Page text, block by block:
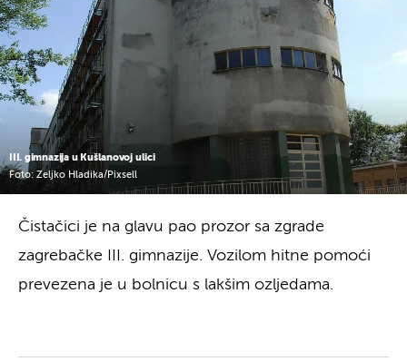
III. gimnazija u Kušlanovoj ulici
Foto: Zeljko Hladika/Pixsell
Čistačici je na glavu pao prozor sa zgrade
zagrebačke III. gimnazije. Vozilom hitne pomoći
prevezena je u bolnicu s lakšim ozljedama.